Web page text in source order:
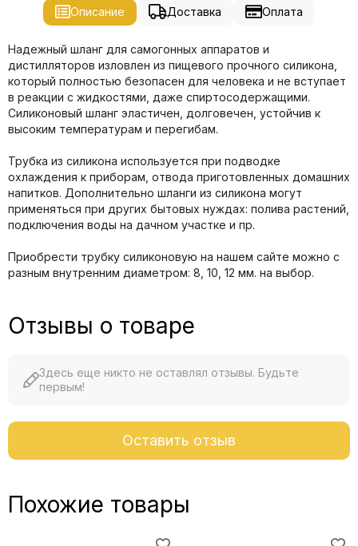
Описание Доставка Оплата
Надежный шланг для самогонных аппаратов и
дистилляторов изловлен из пищевого прочного силикона,
который полностью безопасен для человека и не вступает
в реакции с жидкостями, даже спиртосодержащими.
Силиконовый шланг эластичен, долговечен, устойчив к
высоким температурам и перегибам.
Трубка из силикона используется при подводке
охлаждения к приборам, отвода приготовленных домашних
напитков. Дополнительно шланги из силикона могут
применяться при других бытовых нуждах: полива растений,
подключения воды на дачном участке и пр.
Приобрести трубку силиконовую на нашем сайте можно с
разным внутренним диаметром: 8, 10, 12 мм. на выбор.
Отзывы о товаре
Здесь еще никто не оставлял отзывы. Будьте
первым!
Оставить отзыв
Похожие товары